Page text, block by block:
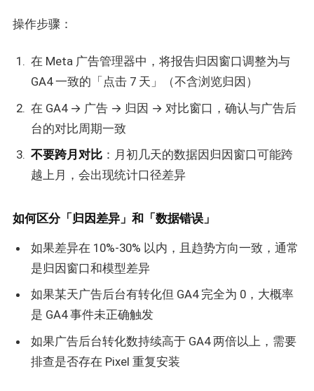
操作步骤：
在 Meta 广告管理器中，将报告归因窗口调整为与
GA4 一致的「点击 7 天」（不含浏览归因）
在 GA4 → 广告 → 归因 → 对比窗口，确认与广告后
台的对比周期一致
不要跨月对比 ：月初几天的数据因归因窗口可能跨
越上月，会出现统计口径差异
如何区分「归因差异」和「数据错误」
如果差异在 10%-30% 以内，且趋势方向一致，通常
是归因窗口和模型差异
如果某天广告后台有转化但 GA4 完全为 0，大概率
是 GA4 事件未正确触发
如果广告后台转化数持续高于 GA4 两倍以上，需要
排查是否存在 Pixel 重复安装